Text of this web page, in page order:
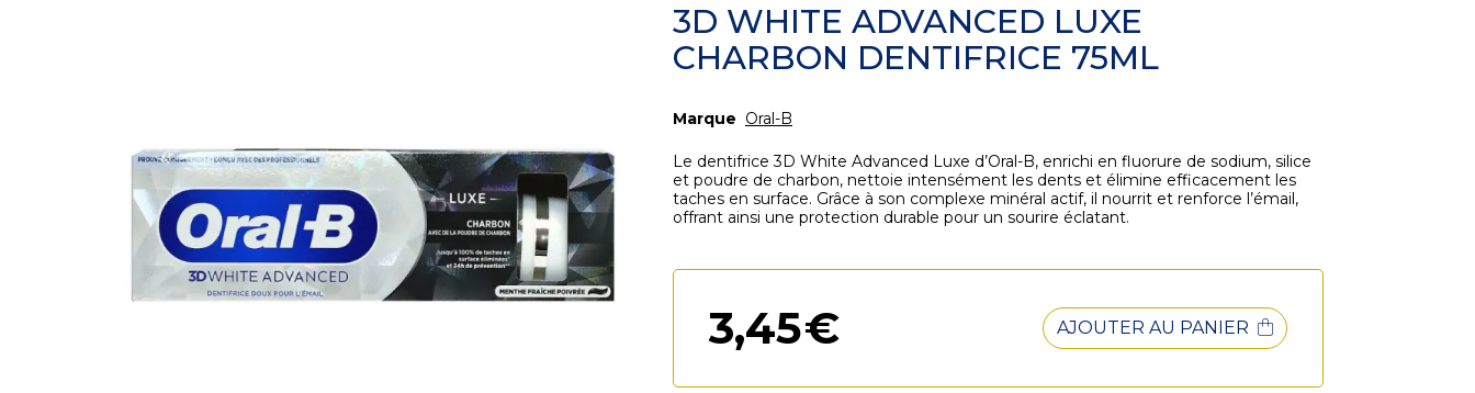
3D WHITE ADVANCED LUXE
CHARBON DENTIFRICE 75ML
Marque Oral-B
Le dentifrice 3D White Advanced Luxe d’Oral-B, enrichi en fluorure de sodium, silice
et poudre de charbon, nettoie intensément les dents et élimine efficacement les
taches en surface. Grâce à son complexe minéral actif, il nourrit et renforce l’émail,
offrant ainsi une protection durable pour un sourire éclatant.
3,45€ AJOUTER AU PANIER